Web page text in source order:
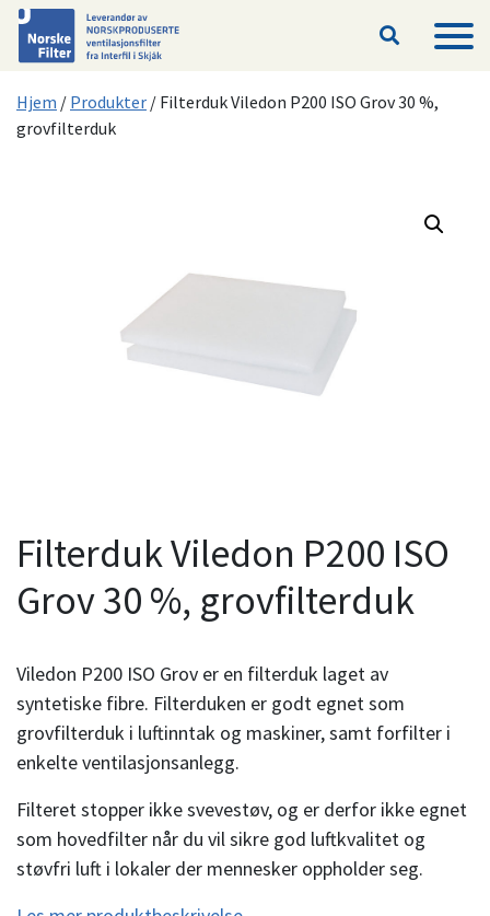
Hjem / Produkter / Filterduk Viledon P200 ISO Grov 30 %,
grovfilterduk
Filterduk Viledon P200 ISO
Grov 30 %, grovfilterduk
Viledon P200 ISO Grov er en filterduk laget av
syntetiske fibre. Filterduken er godt egnet som
grovfilterduk i luftinntak og maskiner, samt forfilter i
enkelte ventilasjonsanlegg.
Filteret stopper ikke svevestøv, og er derfor ikke egnet
som hovedfilter når du vil sikre god luftkvalitet og
støvfri luft i lokaler der mennesker oppholder seg.